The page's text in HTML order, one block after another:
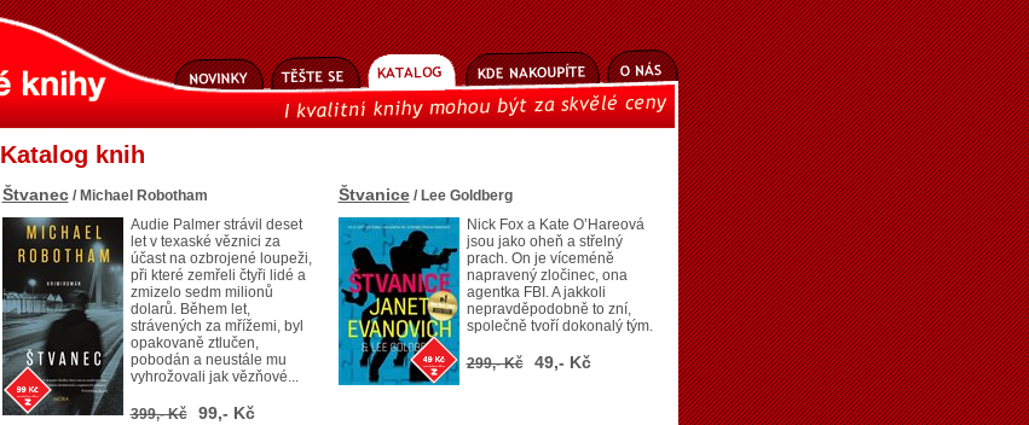
Katalog knih
Štvanec/ Michael Robotham
Audie Palmer strávil deset
let v texaské věznici za
účast na ozbrojené loupeži,
při které zemřeli čtyři lidé a
zmizelo sedm milionů
dolarů. Během let,
strávených za mřížemi, byl
opakovaně ztlučen,
pobodán a neustále mu
vyhrožovali jak vězňové...
399,- Kč 99,- Kč
Štvanice/ Lee Goldberg
Nick Fox a Kate O’Hareová
jsou jako oheň a střelný
prach. On je víceméně
napravený zločinec, ona
agentka FBI. A jakkoli
nepravděpodobně to zní,
společně tvoří dokonalý tým.
299,- Kč 49,- Kč